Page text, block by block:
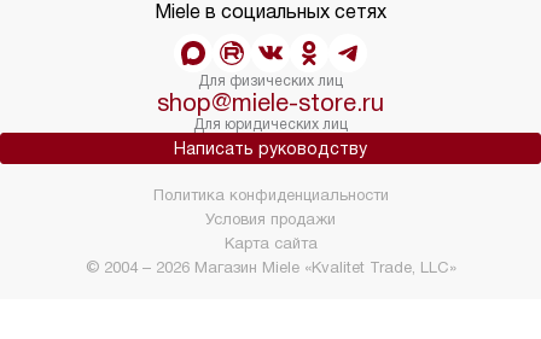
Miele в социальных сетях
Для физических лиц
shop@miele-store.ru
Для юридических лиц
Написать руководству
© 2004 – 2026 Магазин Miele «Kvalitet Trade, LLC»
Политика конфиденциальности
Условия продажи
Карта сайта